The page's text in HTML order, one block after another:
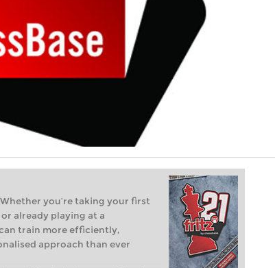
Whether you’re taking your first
already playing at a
train more efficiently,
approach than ever